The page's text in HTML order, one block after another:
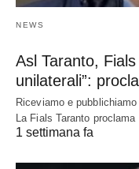
NEWS
Asl Taranto,
unilaterali”:
Riceviamo e
La Fials Taranto
1 settimana fa